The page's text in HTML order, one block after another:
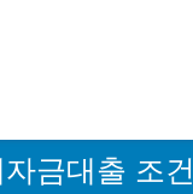
금대출 조건